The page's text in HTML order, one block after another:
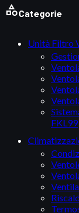
categoryCategorie
Unità Filtro
FKL99